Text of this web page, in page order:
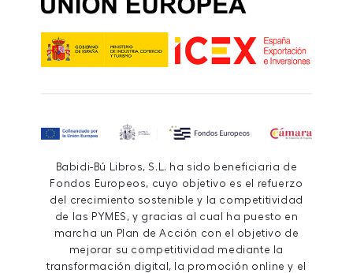
Babidi-Bú Libros, S.L. ha sido beneficiaria de
Fondos Europeos, cuyo objetivo es el refuerzo
del crecimiento sostenible y la competitividad
de las PYMES, y gracias al cual ha puesto en
marcha un Plan de Acción con el objetivo de
mejorar su competitividad mediante la
transformación digital, la promoción online y el